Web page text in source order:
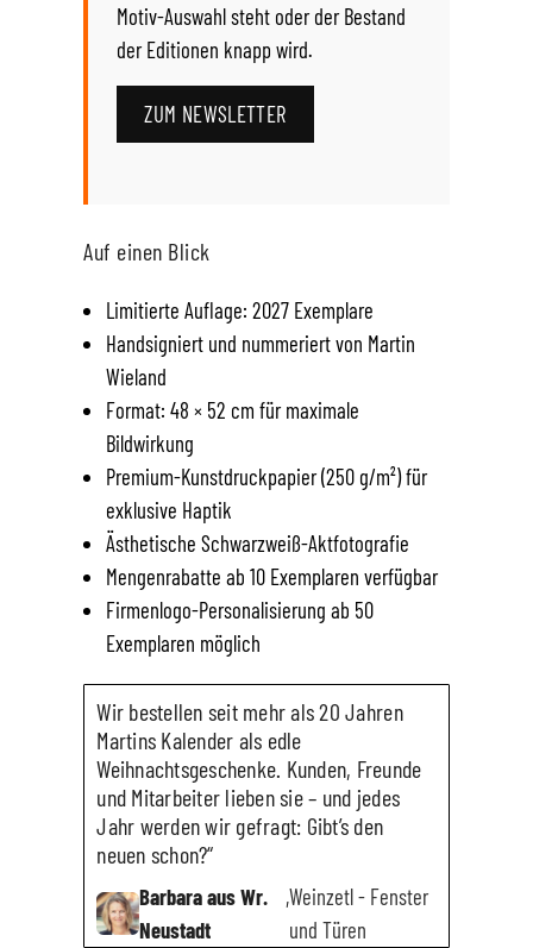
Motiv-Auswahl steht oder der Bestand
der Editionen knapp wird.
ZUM NEWSLETTER
Auf einen Blick
Limitierte Auflage: 2027 Exemplare
Handsigniert und nummeriert von Martin
Wieland
Format: 48 × 52 cm für maximale
Bildwirkung
Premium-Kunstdruckpapier (250 g/m²) für
exklusive Haptik
Ästhetische Schwarzweiß-Aktfotografie
Mengenrabatte ab 10 Exemplaren verfügbar
Firmenlogo-Personalisierung ab 50
Exemplaren möglich
Wir bestellen seit mehr als 20 Jahren
Martins Kalender als edle
Weihnachtsgeschenke. Kunden, Freunde
und Mitarbeiter lieben sie – und jedes
Jahr werden wir gefragt: Gibt’s den
neuen schon?“
Barbara aus Wr.
Neustadt
,Weinzetl - Fenster
und Türen